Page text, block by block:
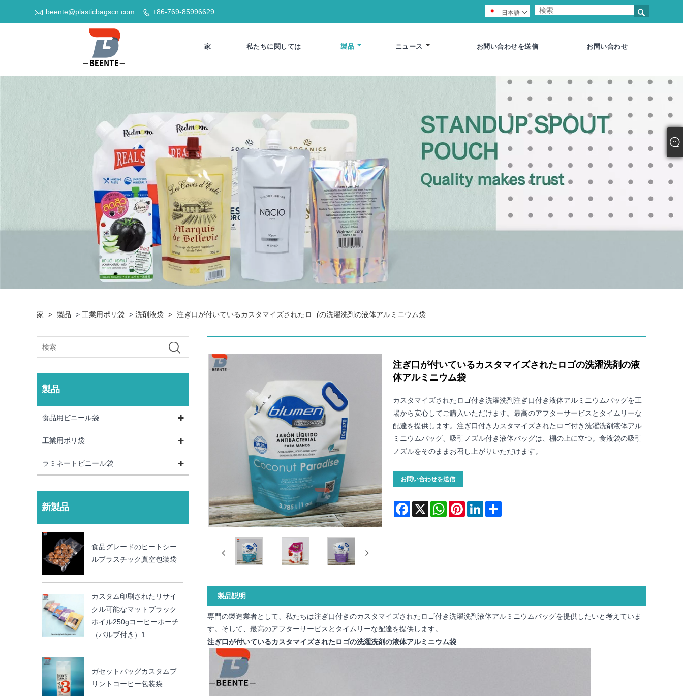
 beente@plasticbagscn.com  +86-769-85996629 
日本語 
家 私たちに関しては 製品 ニュース お問い合わせを送信 お問い合わせ
家 > 製品 > 工業用ポリ袋 > 洗剤液袋 > 注ぎ口が付いているカスタマイズされたロゴの洗濯洗剤の液体アルミニウム袋
製品
食品用ビニール袋
工業用ポリ袋
ラミネートビニール袋
新製品
食品グレードのヒートシー
ルプラスチック真空包装袋
カスタム印刷されたリサイ
クル可能なマットブラック
ホイル250gコーヒーポーチ
（バルブ付き）1
ガセットバッグカスタムプ
リントコーヒー包装袋
注ぎ口が付いているカスタマイズされたロゴの洗濯洗剤の液
体アルミニウム袋
カスタマイズされたロゴ付き洗濯洗剤注ぎ口付き液体アルミニウムバッグを工
場から安心してご購入いただけます。最高のアフターサービスとタイムリーな
配達を提供します。注ぎ口付きカスタマイズされたロゴ付き洗濯洗剤液体アル
ミニウムバッグ、吸引ノズル付き液体バッグは、棚の上に立つ。食液袋の吸引
ノズルをそのままお召し上がりいただけます。
お問い合わせを送信
Facebook
X WhatsAppPinterestLinkedInShare
製品説明
専門の製造業者として、私たちは注ぎ口付きのカスタマイズされたロゴ付き洗濯洗剤液体アルミニウムバッグを提供したいと考えていま
す。そして、最高のアフターサービスとタイムリーな配達を提供します。
注ぎ口が付いているカスタマイズされたロゴの洗濯洗剤の液体アルミニウム袋